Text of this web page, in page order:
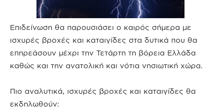
Επιδείνωση θα παρουσιάσει ο καιρός σήμερα με
ισχυρές βροχές και καταιγίδες στα δυτικά που θα
επηρεάσουν μέχρι την Τετάρτη τη βόρεια Ελλάδα
καθώς και την ανατολική και νότια νησιωτική χώρα.
Πιο αναλυτικά, ισχυρές βροχές και καταιγίδες θα
εκδηλωθούν: